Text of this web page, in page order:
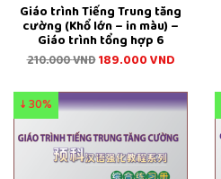
Giáo trình Tiếng Trung tăng
cường (Khổ lớn – in màu) –
Giáo trình tổng hợp 6
210.000VND189.000VND
↓ 30%